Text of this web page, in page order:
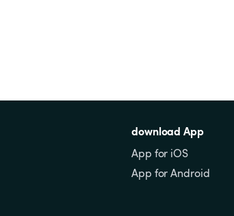
download App
App for iOS
App for Android